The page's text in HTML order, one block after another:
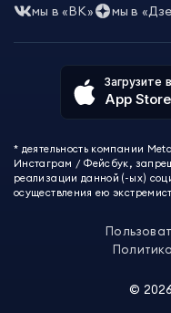
Загрузите в
App Store
* деятельность компании
Инстаграм / Фейсбук,
реализации данной (-ых)
осуществления ею
© 2026
Skillfactory
Talentsy
ProductStar
Бруноям
EDPRO
Level One
Академия Эдюсон
Маркетинг
Аналитика
Другие профессии
Красота и здоровье
Для детей и подростков
Психология
Часто задаваемые
Пользовательское
Политика обработки
Избранные курсы
Акции и скидки
О проекте
Контакты
мы в «ВК» мы в